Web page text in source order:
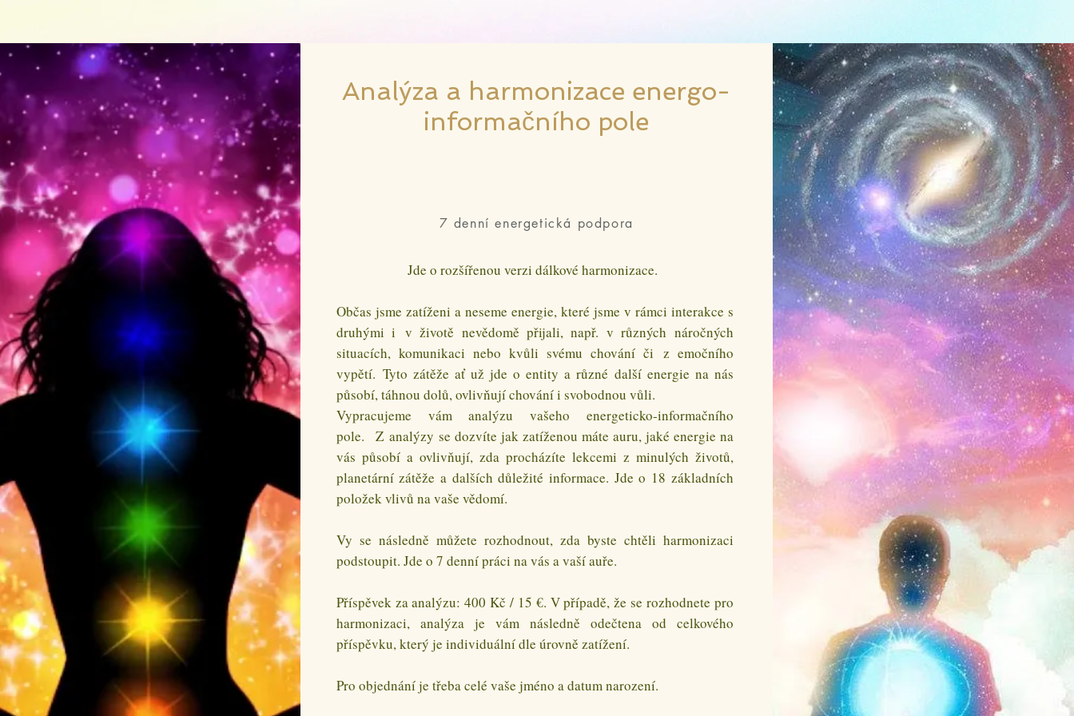
Analýza a harmonizace energo-
informačního pole
7 denní energetická podpora
Jde o rozšířenou verzi dálkové harmonizace.
Občas jsme zatíženi a neseme energie, které jsme v rámci interakce s
druhými i v životě nevědomě přijali, např. v různých náročných
situacích, komunikaci nebo kvůli svému chování či z emočního
vypětí. Tyto zátěže ať už jde o entity a různé další energie na nás
působí, táhnou dolů, ovlivňují chování i svobodnou vůli.
Vypracujeme vám analýzu vašeho energeticko-informačního
pole. Z analýzy se dozvíte jak zatíženou máte auru, jaké energie na
vás působí a ovlivňují, zda procházíte lekcemi z minulých životů,
planetární zátěže a dalších důležité informace. Jde o 18 základních
položek vlivů na vaše vědomí.
Vy se následně můžete rozhodnout, zda byste chtěli harmonizaci
podstoupit. Jde o 7 denní práci na vás a vaší auře.
Příspěvek za analýzu: 400 Kč / 15 €. V případě, že se rozhodnete pro
harmonizaci, analýza je vám následně odečtena od celkového
příspěvku, který je individuální dle úrovně zatížení.
Pro objednání je třeba celé vaše jméno a datum narození.